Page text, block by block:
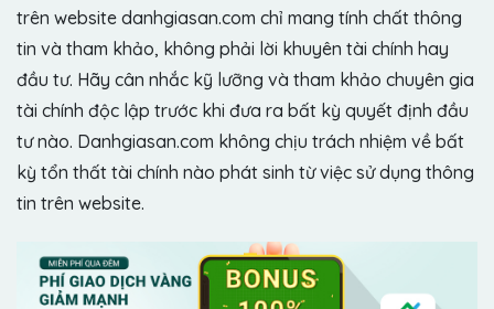
trên website danhgiasan.com chỉ mang tính chất thông
tin và tham khảo, không phải lời khuyên tài chính hay
đầu tư. Hãy cân nhắc kỹ lưỡng và tham khảo chuyên gia
tài chính độc lập trước khi đưa ra bất kỳ quyết định đầu
tư nào. Danhgiasan.com không chịu trách nhiệm về bất
kỳ tổn thất tài chính nào phát sinh từ việc sử dụng thông
tin trên website.